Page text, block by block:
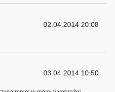
02.04.2014 20:08
03.04.2014 10:50